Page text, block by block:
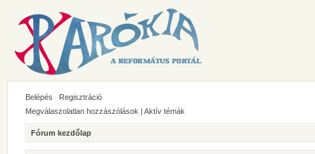
Belépés
Regisztráció
Megválaszolatlan hozzászólások | Aktív témák
Fórum kezdőlap